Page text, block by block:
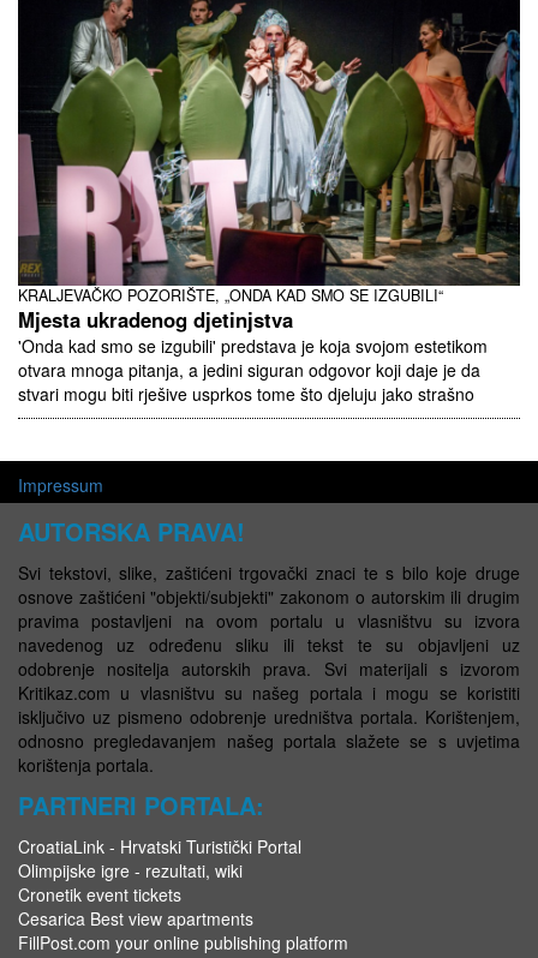
KRALJEVAČKO POZORIŠTE, „ONDA KAD SMO SE IZGUBILI“
Mjesta ukradenog djetinjstva
'Onda kad smo se izgubili' predstava je koja svojom estetikom
otvara mnoga pitanja, a jedini siguran odgovor koji daje je da
stvari mogu biti rješive usprkos tome što djeluju jako strašno
Impressum
AUTORSKA PRAVA!
Svi tekstovi, slike, zaštićeni trgovački znaci te s bilo koje druge
osnove zaštićeni "objekti/subjekti" zakonom o autorskim ili drugim
pravima postavljeni na ovom portalu u vlasništvu su izvora
navedenog uz određenu sliku ili tekst te su objavljeni uz
odobrenje nositelja autorskih prava. Svi materijali s izvorom
Kritikaz.com u vlasništvu su našeg portala i mogu se koristiti
isključivo uz pismeno odobrenje uredništva portala. Korištenjem,
odnosno pregledavanjem našeg portala slažete se s uvjetima
korištenja portala.
PARTNERI PORTALA:
CroatiaLink - Hrvatski Turistički Portal
Olimpijske igre - rezultati, wiki
Cronetik event tickets
Cesarica Best view apartments
FillPost.com your online publishing platform